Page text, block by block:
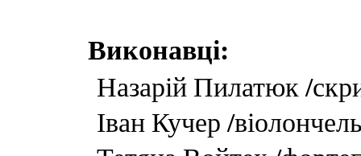
Виконавці:
Назарій Пилатюк /
Іван Кучер /